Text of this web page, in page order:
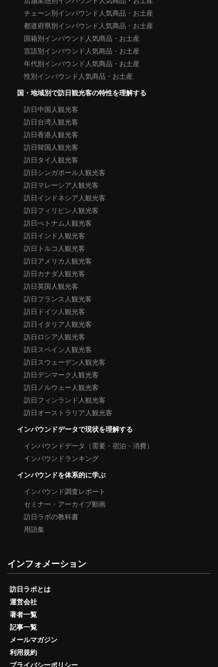
チェーン別インバウンド人気商品・お土産
都道府県別インバウンド人気商品・お土産
国籍別インバウンド人気商品・お土産
言語別インバウンド人気商品・お土産
年代別インバウンド人気商品・お土産
性別インバウンド人気商品・お土産
国・地域別で訪日観光客の特性を理解する
訪日中国人観光客
訪日台湾人観光客
訪日香港人観光客
訪日韓国人観光客
訪日タイ人観光客
訪日シンガポール人観光客
訪日マレーシア人観光客
訪日インドネシア人観光客
訪日フィリピン人観光客
訪日べトナム人観光客
訪日インド人観光客
訪日トルコ人観光客
訪日アメリカ人観光客
訪日カナダ人観光客
訪日英国人観光客
訪日フランス人観光客
訪日ドイツ人観光客
訪日イタリア人観光客
訪日ロシア人観光客
訪日スペイン人観光客
訪日スウェーデン人観光客
訪日デンマーク人観光客
訪日ノルウェー人観光客
訪日フィンランド人観光客
訪日オーストラリア人観光客
インバウンドデータで現状を理解する
インバウンドデータ（需要・宿泊・消費）
インバウンドランキング
インバウンドを体系的に学ぶ
インバウンド調査レポート
セミナー・アーカイブ動画
訪日ラボの教科書
用語集
インフォメーション
訪日ラボとは
運営会社
著者一覧
記事一覧
メールマガジン
利用規約
プライバシーポリシー